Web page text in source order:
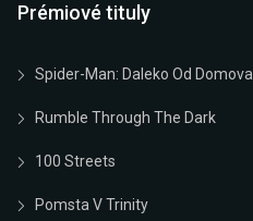
Prémiové tituly
Spider-Man: Daleko Od Domova
Rumble Through The Dark
100 Streets
Pomsta V Trinity